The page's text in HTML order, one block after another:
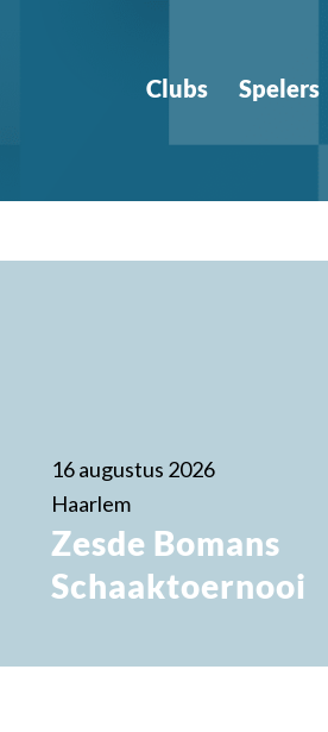
Clubs Spelers
16 augustus 2026
Haarlem
Zesde Bomans
Schaaktoernooi